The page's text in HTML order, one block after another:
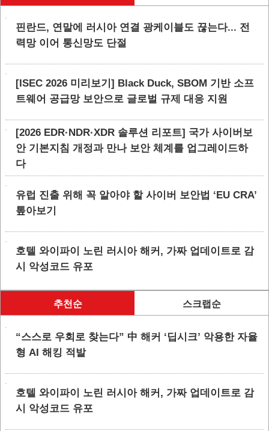
핀란드, 연말에 러시아 연결 광케이블도 끊는다... 전
력망 이어 통신망도 단절
[ISEC 2026 미리보기] Black Duck, SBOM 기반 소프
트웨어 공급망 보안으로 글로벌 규제 대응 지원
[2026 EDR·NDR·XDR 솔루션 리포트] 국가 사이버보
안 기본지침 개정과 만나 보안 체계를 업그레이드하
다
유럽 진출 위해 꼭 알아야 할 사이버 보안법 ‘EU CRA’
톺아보기
호텔 와이파이 노린 러시아 해커, 가짜 업데이트로 감
시 악성코드 유포
추천순 스크랩순
“스스로 우회로 찾는다” 中 해커 ‘딥시크’ 악용한 자율
형 AI 해킹 적발
호텔 와이파이 노린 러시아 해커, 가짜 업데이트로 감
시 악성코드 유포